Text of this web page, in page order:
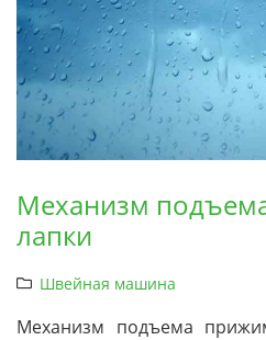
Механизм
лапки
Швейная машина
Механизм подъема